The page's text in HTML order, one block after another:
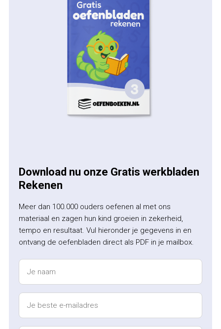
Download nu onze Gratis werkbladen
Rekenen
Meer dan 100.000 ouders oefenen al met ons
materiaal en zagen hun kind groeien in zekerheid,
tempo en resultaat. Vul hieronder je gegevens in en
ontvang de oefenbladen direct als PDF in je mailbox.